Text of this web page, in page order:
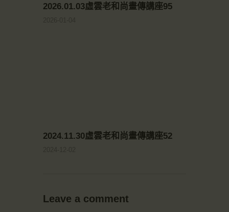
2026.01.03虛雲老和尚畫傳講座95
2024.11.30虛雲老和尚畫傳講座52
Leave a comment